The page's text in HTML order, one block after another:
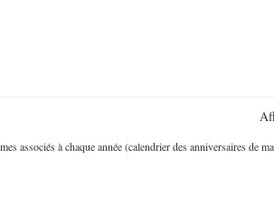
associés à chaque année (calendrier des anniversaires de